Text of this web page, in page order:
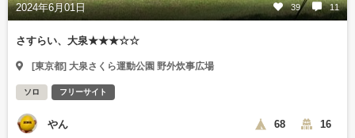
2024年6月01日 39 11
さすらい、大泉★★★☆☆
[東京都] 大泉さくら運動公園 野外炊事広場
ソロ フリーサイト
やん 68 16